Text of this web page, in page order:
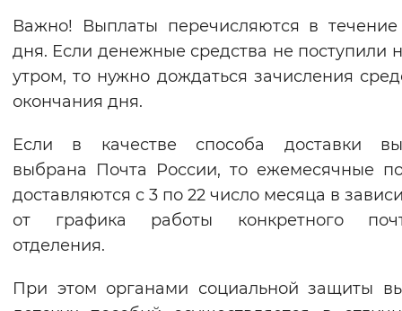
Важно! Выплаты перечисляются в течение
дня. Если денежные средства не поступили
утром, то нужно дождаться зачисления
окончания дня.
Если в качестве способа доставки
выбрана Почта России, то ежемесячные
доставляются с 3 по 22 число месяца в
от графика работы конкретного
отделения.
При этом органами социальной защиты